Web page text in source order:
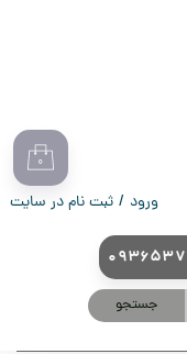
جستجو
۰
ورود / ثبت نام در سایت